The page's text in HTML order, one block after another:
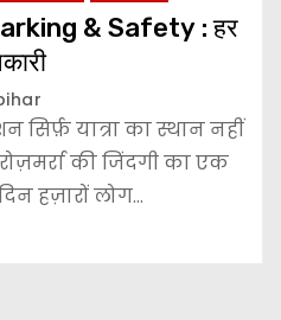
& Safety : हर
यात्रा का स्थान नहीं
की जिंदगी का एक
हज़ारों लोग…